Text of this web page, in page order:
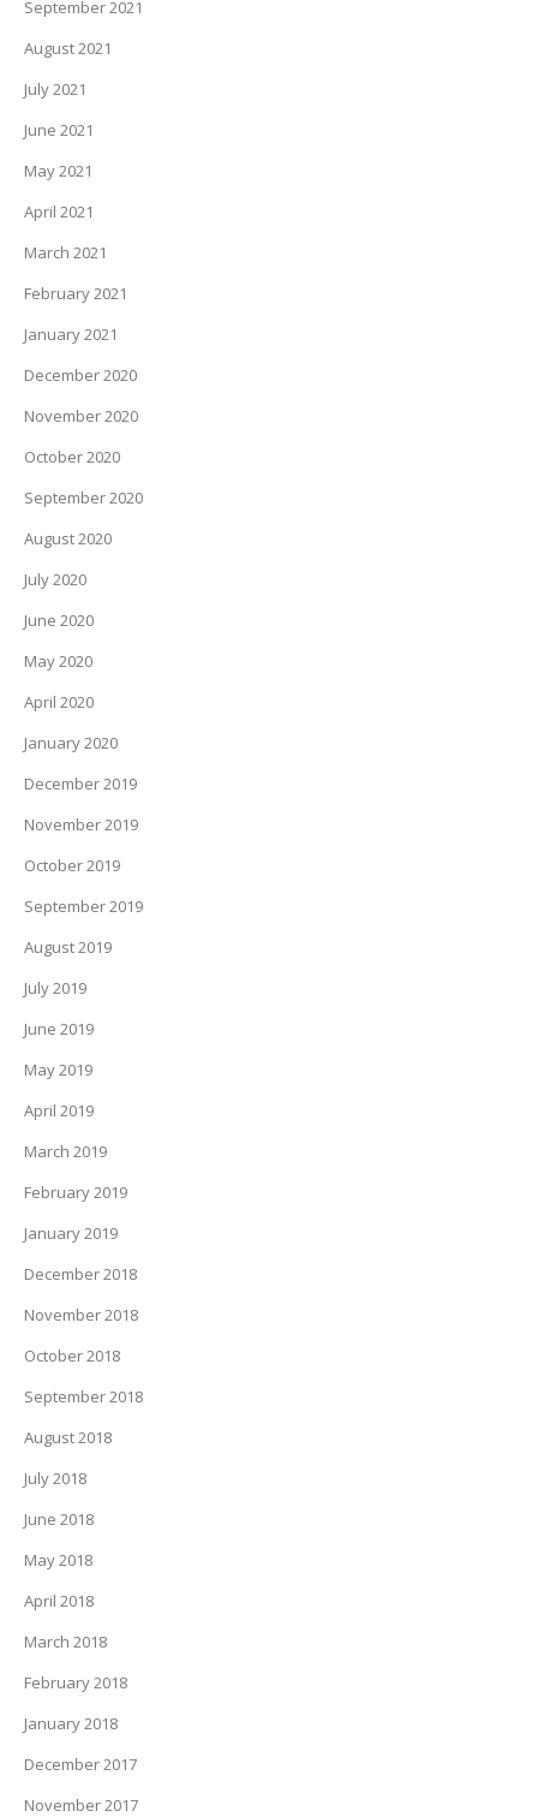
September 2021
August 2021
July 2021
June 2021
May 2021
April 2021
March 2021
February 2021
January 2021
December 2020
November 2020
October 2020
September 2020
August 2020
July 2020
June 2020
May 2020
April 2020
January 2020
December 2019
November 2019
October 2019
September 2019
August 2019
July 2019
June 2019
May 2019
April 2019
March 2019
February 2019
January 2019
December 2018
November 2018
October 2018
September 2018
August 2018
July 2018
June 2018
May 2018
April 2018
March 2018
February 2018
January 2018
December 2017
November 2017